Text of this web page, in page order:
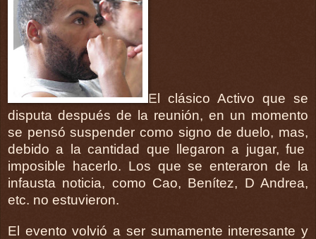
El clásico Activo que se
disputa después de la reunión, en un momento
se pensó suspender como signo de duelo, mas,
debido a la cantidad que llegaron a jugar, fue
imposible hacerlo. Los que se enteraron de la
infausta noticia, como Cao, Benítez, D Andrea,
etc. no estuvieron.
El evento volvió a ser sumamente interesante y